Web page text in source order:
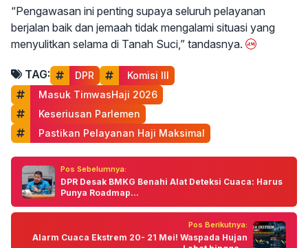
“Pengawasan ini penting supaya seluruh pelayanan
berjalan baik dan jemaah tidak mengalami situasi yang
menyulitkan selama di Tanah Suci,” tandasnya.
TAG: DPR
Komisi III
Masuk TimwasHaji 2026
Keseriusan Parlemen
Pastikan Pelayanan Haji Maksimal
Pos Sebelumnya:
DPR Desak BMKG Benahi Alat Deteksi Cuaca: Harus
Punya Roadmap...
Pos Berikutnya:
Alarm Cuaca Ekstrem 20- 21 Mei! Waspada Hujan